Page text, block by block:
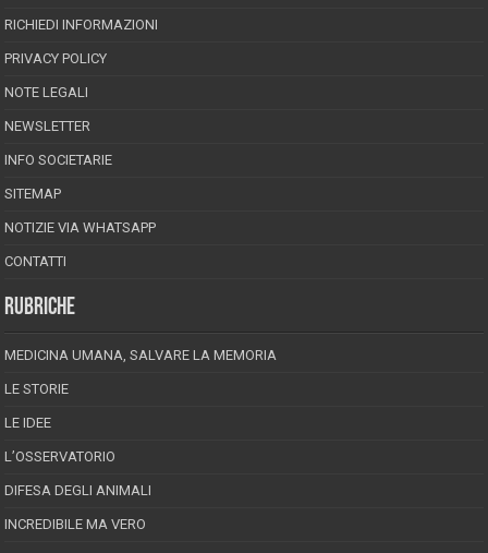
RICHIEDI INFORMAZIONI
PRIVACY POLICY
NOTE LEGALI
NEWSLETTER
INFO SOCIETARIE
SITEMAP
NOTIZIE VIA WHATSAPP
CONTATTI
RUBRICHE
MEDICINA UMANA, SALVARE LA MEMORIA
LE STORIE
LE IDEE
L’OSSERVATORIO
DIFESA DEGLI ANIMALI
INCREDIBILE MA VERO